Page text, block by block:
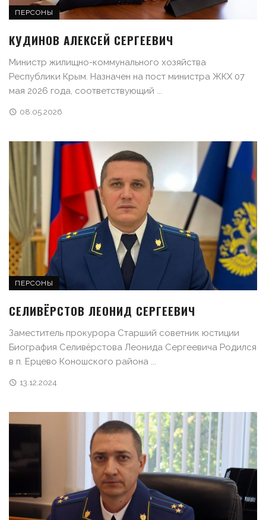
ПЕРСОНЫ
КУДИНОВ АЛЕКСЕЙ СЕРГЕЕВИЧ
Министр жилищно-коммунального хозяйства
Республики Крым. Назначен на пост министра ЖКХ 07
мая 2026 года, соответствующий ...
08.05.2026
ПЕРСОНЫ
СЕЛИВЁРСТОВ ЛЕОНИД СЕРГЕЕВИЧ
Заместитель прокурора Старший советник юстиции
Биография Селивёрстова Леонида Сергеевича Родился
в п. Ерцево Коношского района ...
13.12.2024